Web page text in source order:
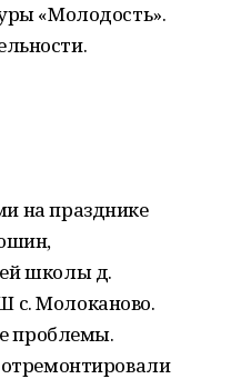
«Молодость».
на празднике
школы д.
с. Молоканово.
проблемы.